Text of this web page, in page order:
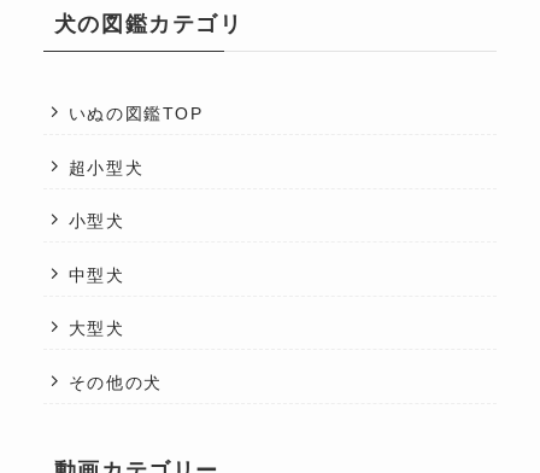
犬の図鑑カテゴリ
いぬの図鑑TOP
超小型犬
小型犬
中型犬
大型犬
その他の犬